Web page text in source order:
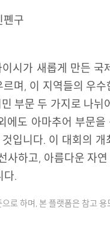
폔구
이시가 새롭게 만든
며, 이 지역들의 우
부문 두 가지로 나
에도 아마추어 부문
입니다. 이 대회의
사하고, 아름다운 자
다.
로 하며, 본 플랫폼은 참고